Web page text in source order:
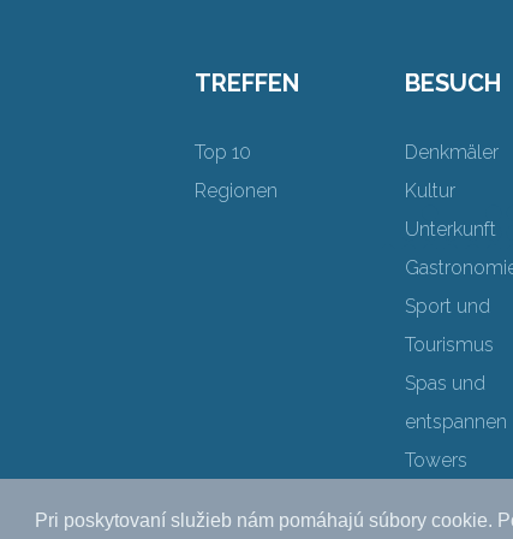
Pri poskytovaní služieb nám pomáhajú súbory cookie.
TREFFEN
Top 10
Regionen
BESUCH
Denkmäler
Kultur
Unterkunft
Sport und
Tourismus
Spas und
entspannen
Towers